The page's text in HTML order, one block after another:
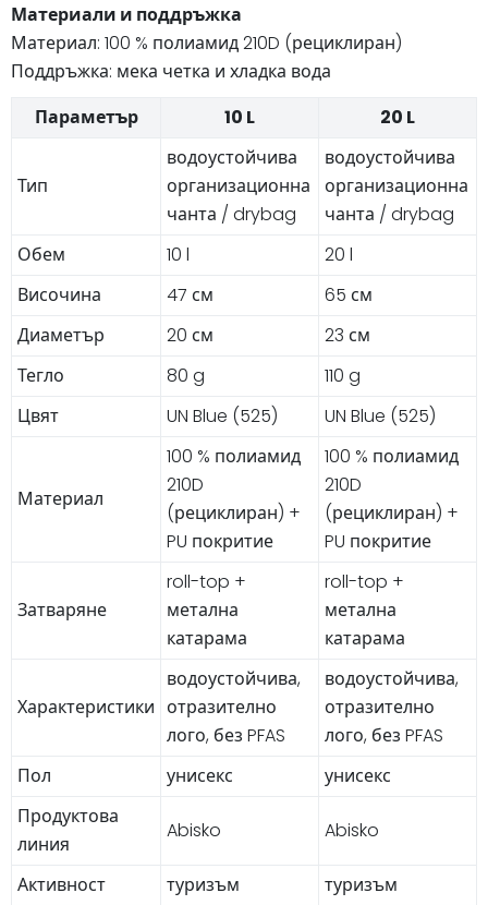
Материали и поддръжка
Материал: 100 % полиамид 210D (рециклиран)
Поддръжка: мека четка и хладка вода
Параметър
10 L 20 L
Тип
водоустойчива
организационна
чанта / drybag
водоустойчива
организационна
чанта / drybag
Обем
10 l
20 l
Височина
47 см
65 см
Диаметър
20 см
23 см
Тегло
80 g
110 g
Цвят
UN Blue (525) UN Blue (525)
Материал
100 % полиамид
210D
(рециклиран) +
PU покритие
100 % полиамид
210D
(рециклиран) +
PU покритие
Затваряне
roll-top +
метална
катарама
roll-top +
метална
катарама
Характеристики
водоустойчива,
отразително
лого, без PFAS
водоустойчива,
отразително
лого, без PFAS
Пол
унисекс
унисекс
Продуктова
линия
Abisko Abisko
Активност туризъм
туризъм